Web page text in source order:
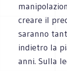
creare il
saranno
indietro la
anni. Sulla